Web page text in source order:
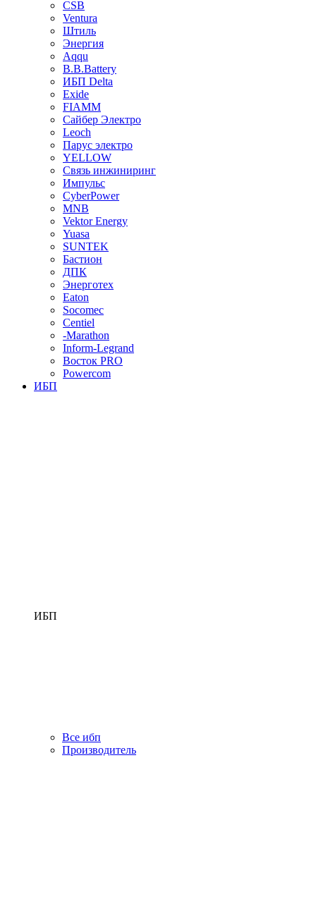
CSB
Ventura
Штиль
Энергия
Aqqu
B.B.Bаttery
ИБП Delta
Exide
FIAMM
Сайбер Электро
Leoch
Парус электро
YELLOW
Связь инжиниринг
Импульс
CyberPower
MNB
Vektor Energy
Yuasa
SUNTEK
Бастион
ДПК
Энерготех
Eaton
Socomec
Centiel
-Marathon
Inform-Legrand
Восток PRO
Powercom
ИБП
ИБП
Все ибп
Производитель